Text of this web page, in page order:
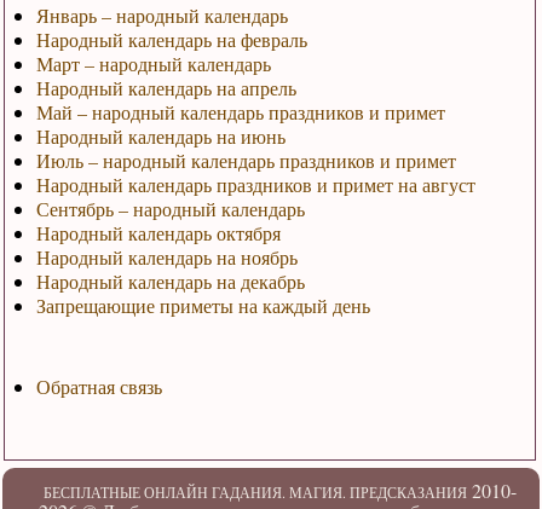
Январь – народный календарь
Народный календарь на февраль
Март – народный календарь
Народный календарь на апрель
Май – народный календарь праздников и примет
Народный календарь на июнь
Июль – народный календарь праздников и примет
Народный календарь праздников и примет на август
Сентябрь – народный календарь
Народный календарь октября
Народный календарь на ноябрь
Народный календарь на декабрь
Запрещающие приметы на каждый день
Обратная связь
БЕСПЛАТНЫЕ ОНЛАЙН ГАДАНИЯ. МАГИЯ. ПРЕДСКАЗАНИЯ2010-